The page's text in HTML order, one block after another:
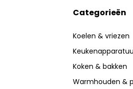
Categorieën
Koelen & vriezen
Koken & bakken
Warmhouden &